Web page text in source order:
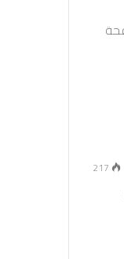
217